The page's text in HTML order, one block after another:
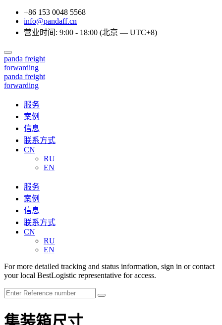
+86 153 0048 5568
info@pandaff.cn
营业时间: 9:00 - 18:00 (北京 — UTC+8)
panda freight
forwarding
panda freight
forwarding
服务
案例
信息
联系方式
CN
RU
EN
服务
案例
信息
联系方式
CN
RU
EN
For more detailed tracking and status information, sign in or contact
your local BestLogistic representative for access.